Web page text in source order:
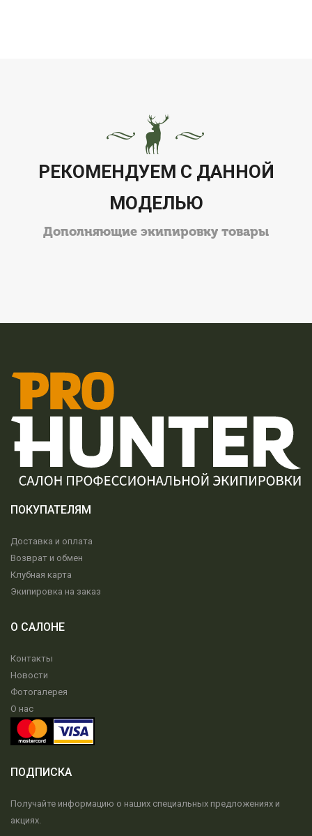
РЕКОМЕНДУЕМ С ДАННОЙ
МОДЕЛЬЮ
Дополняющие экипировку товары
ПОКУПАТЕЛЯМ
Доставка и оплата
Возврат и обмен
Клубная карта
Экипировка на заказ
О САЛОНЕ
Контакты
Новости
Фотогалерея
О нас
ПОДПИСКА
Получайте информацию о наших специальных предложениях и
акциях.